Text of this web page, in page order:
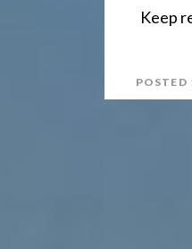
n
i
Keep
POSTED